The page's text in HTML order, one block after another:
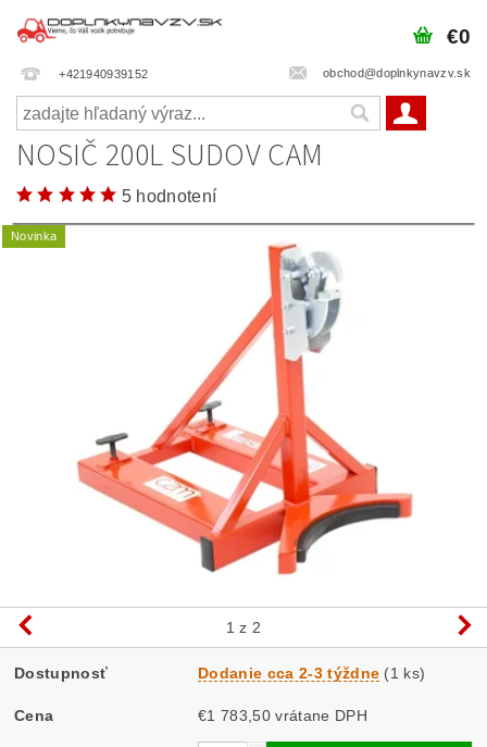
+421940939152 obchod@doplnkynavzv.sk
€0
NOSIČ 200L SUDOV CAM
5 hodnotení
Novinka
1 z 2
Dostupnosť Dodanie cca 2-3 týždne (1 ks)
Cena €1 783,50 vrátane DPH